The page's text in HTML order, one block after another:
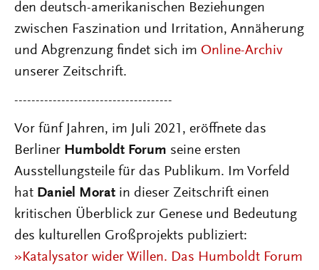
den deutsch-amerikanischen Beziehungen
zwischen Faszination und Irritation, Annäherung
und Abgrenzung findet sich im Online-Archiv
unserer Zeitschrift.
-------------------------------------
Vor fünf Jahren, im Juli 2021, eröffnete das
Berliner Humboldt Forum seine ersten
Ausstellungsteile für das Publikum. Im Vorfeld
hat Daniel Morat in dieser Zeitschrift einen
kritischen Überblick zur Genese und Bedeutung
des kulturellen Großprojekts publiziert:
»Katalysator wider Willen. Das Humboldt Forum